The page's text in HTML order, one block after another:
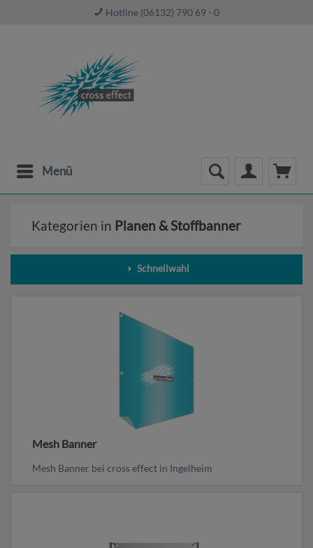
Hotline (06132) 790 69 - 0
Menü
Kategorien in Planen & Stoffbanner
Schnellwahl
Mesh Banner
Mesh Banner bei cross effect in Ingelheim